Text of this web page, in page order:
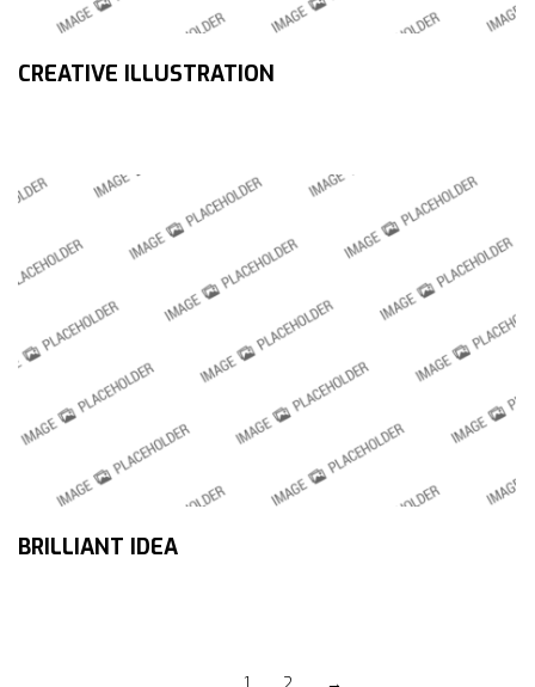
CREATIVE ILLUSTRATION
BRILLIANT IDEA